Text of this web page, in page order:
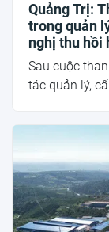
Quảng Trị:
trong quản
nghị thu hồi
Sau cuộc
tác quản lý,